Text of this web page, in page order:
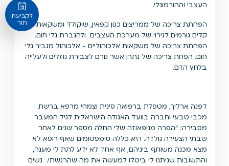
לקביעת
תור
העצבי וההורמונלי.
הפחתת צריכה של ממריצים כגון קפאין, שוקולד ומשקאות
קלים גורמים לגירוי של מערכת העצבים ולהגברת גלי חום.
הפחתת צריכה של משקאות אלכוהוליים - אלכוהול מגביר גלי
חום. הפחת צריכה של נתרן אשר גורם לצבירת נוזלים ולעלייה
בלחץ הדם.
דפנה ארליך, מטפלת ברפואה סינית וצמחי מרפא ברשת
מכבי טבעי וחברה בוועד האגודה הישראלית לגיל המעבר
מסבירה: "הפרה מנופאוזה שלי החלה מספר שנים לאחר
שבתי הצעירה נולדה. היא כללה סימפטומים שאף רופא לא
מצא מכנה משותף ביניהם, אף אחד לא ידע לתת לי מענה,
והתשובות שניתנו לי ביטלו למעשה את מה שהרגשתי. נשים